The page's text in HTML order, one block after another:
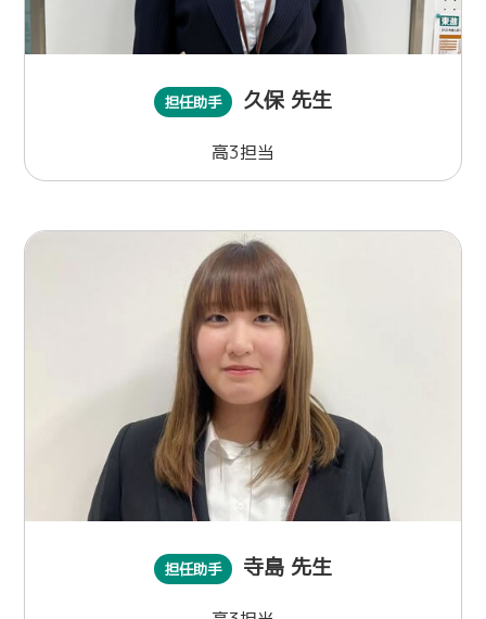
担任助手 久保 先生
高3担当
担任助手 寺島 先生